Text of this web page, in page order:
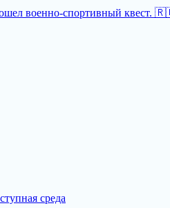
военно-спортивный квест.
среда